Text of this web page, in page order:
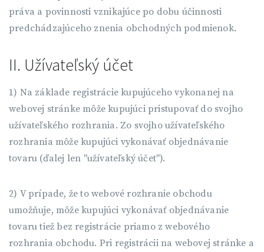
práva a povinnosti vznikajúce po dobu účinnosti
predchádzajúceho znenia obchodných podmienok.
II. Užívateľský účet
1) Na základe registrácie kupujúceho vykonanej na
webovej stránke môže kupujúci pristupovať do svojho
užívateľského rozhrania. Zo svojho užívateľského
rozhrania môže kupujúci vykonávať objednávanie
tovaru (ďalej len "užívateľský účet").
2) V prípade, že to webové rozhranie obchodu
umožňuje, môže kupujúci vykonávať objednávanie
tovaru tiež bez registrácie priamo z webového
rozhrania obchodu. Pri registrácii na webovej stránke a